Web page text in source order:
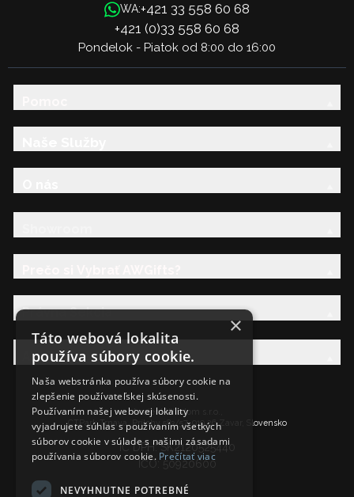
WA:+421 33 558 60 68
+421 (0)33 558 60 68
Pondelok - Piatok od 8:00 do 16:00
Právna Sekcia
AW Rodina
Ancient Wisdom s.r.o.,
CTPark Trnava, Prílohy 583/57, 919 26 Zavar, Slovensko
IČ DPH: SK2120525440
IČO: 50920600
×
Táto webová lokalita
používa súbory cookie.
Naša webstránka používa súbory cookie na
zlepšenie používateľskej skúsenosti.
Používaním našej webovej lokality
vyjadrujete súhlas s používaním všetkých
súborov cookie v súlade s našimi zásadami
používania súborov cookie. Prečítať viac
NEVYHNUTNE POTREBNÉ